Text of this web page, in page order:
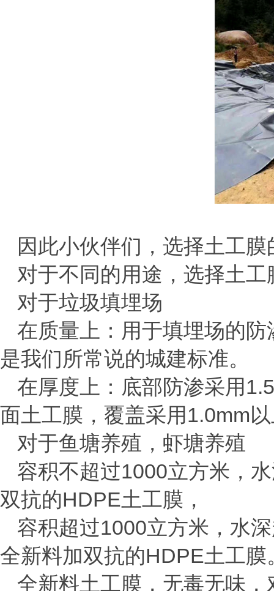
因此小伙伴们，选择土工
对于不同的用途，选择土
对于垃圾填埋场
在质量上：用于填埋场的
是我们所常说的城建标准。
在厚度上：底部防渗采用
面土工膜，覆盖采用 1.0mm
对于鱼塘养殖，虾塘养殖
容积不超过1000立方米，
双抗的HDPE土工膜，
容积超过1000立方米，水
全新料加双抗的HDPE土工膜
全新料土工膜，无毒无味